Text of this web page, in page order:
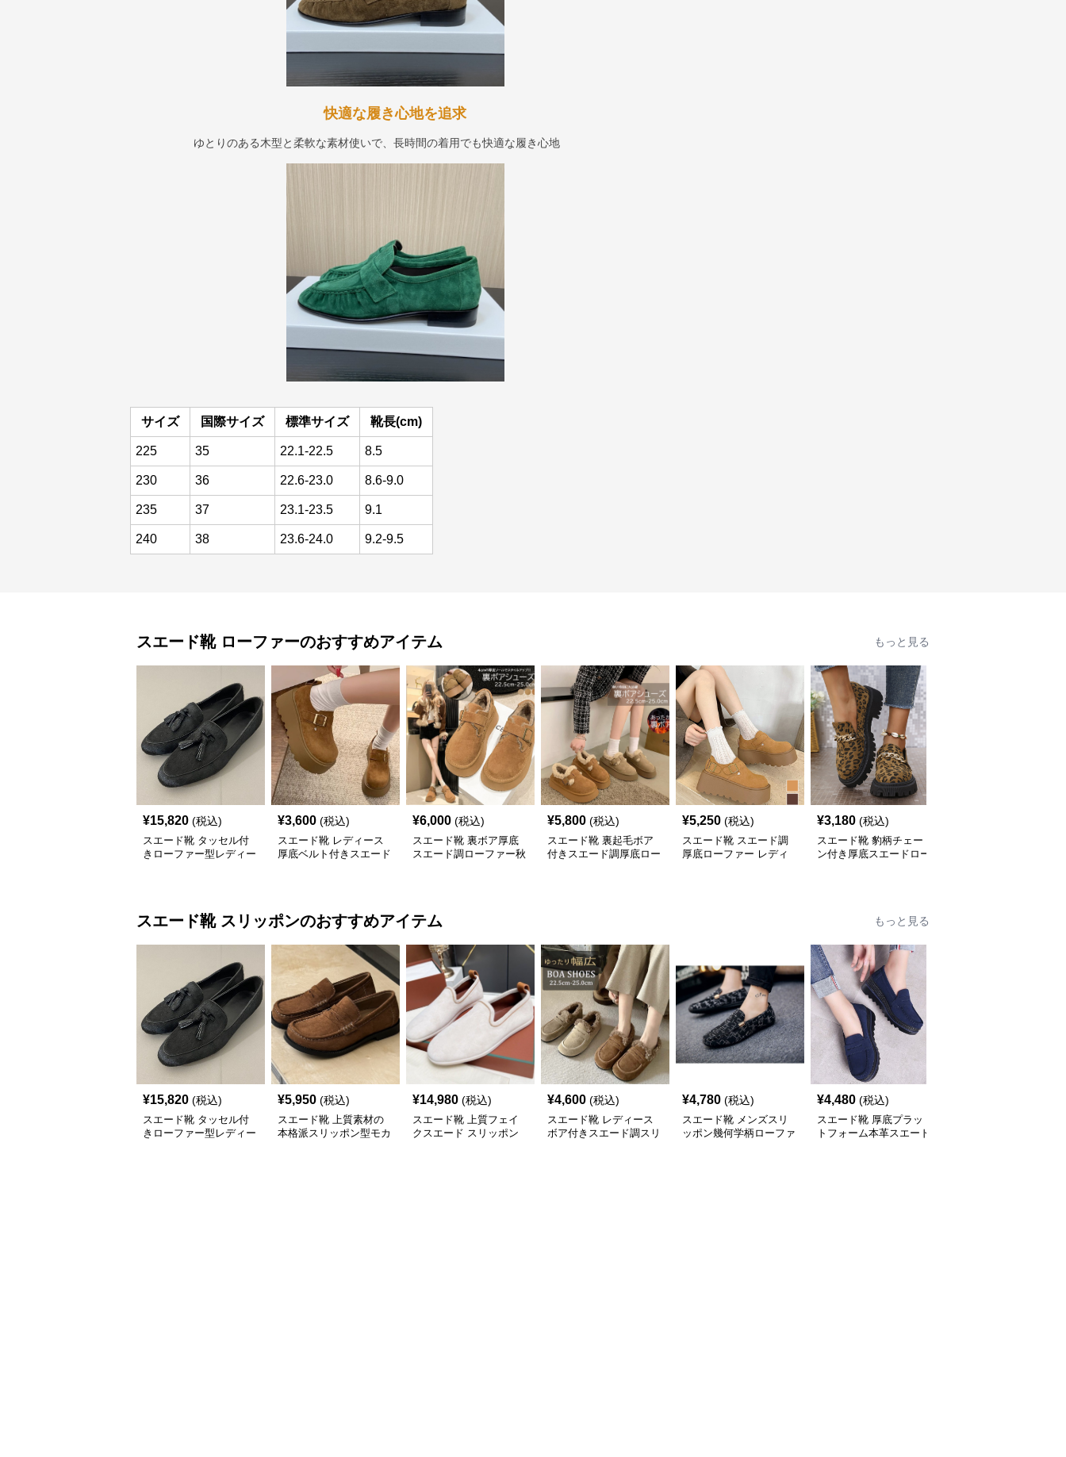
快適な履き心地を追求
ゆとりのある木型と柔軟な素材使いで、長時間の着用でも快適な履き心地
サイズ 国際サイズ 標準サイズ 靴長(cm)
225 35 22.1-22.5 8.5
230 36 22.6-23.0 8.6-9.0
235 37 23.1-23.5 9.1
240 38 23.6-24.0 9.2-9.5
スエード靴 ローファーのおすすめアイテム もっと見る
¥15,820 (税込)
スエード靴 タッセル付
きローファー型レディー
¥3,600 (税込)
スエード靴 レディース
厚底ベルト付きスエード
¥6,000 (税込)
スエード靴 裏ボア厚底
スエード調ローファー秋
¥5,800 (税込)
スエード靴 裏起毛ボア
付きスエード調厚底ロー
¥5,250 (税込)
スエード靴 スエード調
厚底ローファー レディ
¥3,180 (税込)
スエード靴 豹柄チェー
ン付き厚底スエードロー
スエード靴 スリッポンのおすすめアイテム もっと見る
¥15,820 (税込)
スエード靴 タッセル付
きローファー型レディー
¥5,950 (税込)
スエード靴 上質素材の
本格派スリッポン型モカ
¥14,980 (税込)
スエード靴 上質フェイ
クスエード スリッポン
¥4,600 (税込)
スエード靴 レディース
ボア付きスエード調スリ
¥4,780 (税込)
スエード靴 メンズスリ
ッポン幾何学柄ローファ
¥4,480 (税込)
スエード靴 厚底プラッ
トフォーム本革スエード